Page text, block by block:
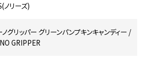
ノリーズ)
グリッパー グリーンパンプキンキャンディー /
GRIPPER